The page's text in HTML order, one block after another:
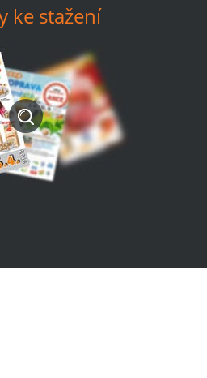
ke stažení